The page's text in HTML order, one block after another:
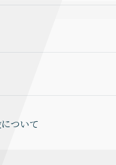
ついて